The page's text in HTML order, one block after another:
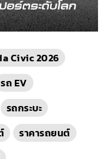
Civic 2026
รถ EV
รถกระบะ
ราคารถยนต์